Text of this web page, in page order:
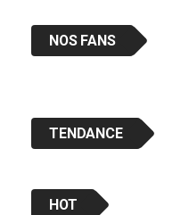
NOS FANS
TENDANCE
HOT